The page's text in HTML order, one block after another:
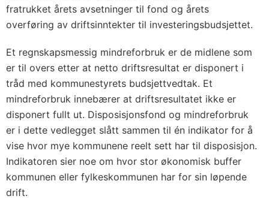
fratrukket årets avsetninger til fond og årets
overføring av driftsinntekter til investeringsbudsjettet.
Et regnskapsmessig mindreforbruk er de midlene som
er til overs etter at netto driftsresultat er disponert i
tråd med kommunestyrets budsjettvedtak. Et
mindreforbruk innebærer at driftsresultatet ikke er
disponert fullt ut. Disposisjonsfond og mindreforbruk
er i dette vedlegget slått sammen til én indikator for å
vise hvor mye kommunene reelt sett har til disposisjon.
Indikatoren sier noe om hvor stor økonomisk buffer
kommunen eller fylkeskommunen har for sin løpende
drift.